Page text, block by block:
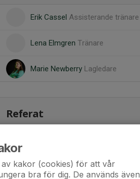
Erik Cassel Assisterande tränare
Lena Elmgren Tränare
Marie Newberry Lagledare
Referat
av kakor (cookies) för att vår
bra för dig. De används även